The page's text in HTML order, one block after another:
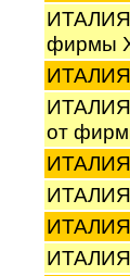
ИТАЛИЯ
фирмы
ИТАЛИЯ
ИТАЛИЯ
от
ИТАЛИЯ